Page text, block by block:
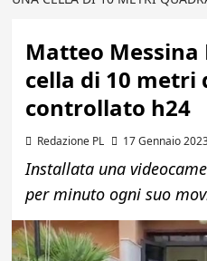
Matteo
cella di 10 metri
controllato h24
Redazione PL 17 Gennaio
Installata una
per minuto ogni suo